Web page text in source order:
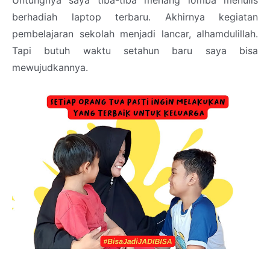
berhadiah laptop terbaru. Akhirnya kegiatan
pembelajaran sekolah menjadi lancar, alhamdulillah.
Tapi butuh waktu setahun baru saya bisa
mewujudkannya.